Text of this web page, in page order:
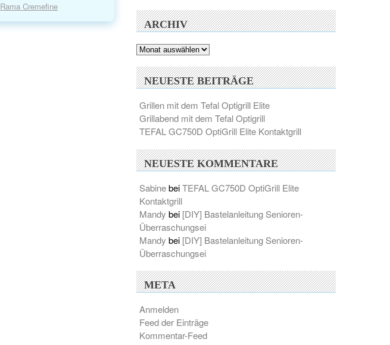
Rama Cremefine
ARCHIV
Archiv
NEUESTE BEITRÄGE
Grillen mit dem Tefal Optigrill Elite
Grillabend mit dem Tefal Optigrill
TEFAL GC750D OptiGrill Elite Kontaktgrill
NEUESTE KOMMENTARE
SabinebeiTEFAL GC750D OptiGrill Elite
Kontaktgrill
Mandy bei [DIY] Bastelanleitung Senioren-
Überraschungsei
Mandy bei [DIY] Bastelanleitung Senioren-
Überraschungsei
META
Anmelden
Feed der Einträge
Kommentar-Feed